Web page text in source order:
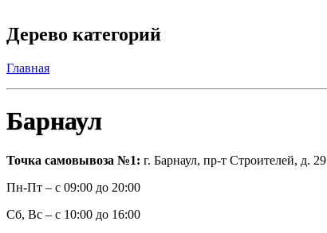
Дерево категорий
Главная
Барнаул
Точка самовывоза №1: г. Барнаул, пр-т Строителей, д. 29
Пн-Пт – с 09:00 до 20:00
Сб, Вс – с 10:00 до 16:00